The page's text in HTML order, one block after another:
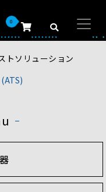
0
トソリューション